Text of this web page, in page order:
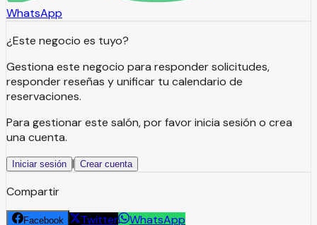
WhatsApp
¿Este negocio es tuyo?
Gestiona este negocio para responder solicitudes,
responder reseñas y unificar tu calendario de
reservaciones.
Para gestionar este salón, por favor inicia sesión o crea
una cuenta.
Iniciar sesión | Crear cuenta
Compartir
Facebook Twitter WhatsApp